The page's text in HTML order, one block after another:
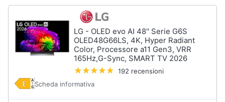
LG - OLED evo AI 48'' Serie G6S
OLED48G66LS, 4K, Hyper Radiant
Color, Processore a11 Gen3, VRR
165Hz,G-Sync, SMART TV 2026
192 recensioni
Scheda informativa